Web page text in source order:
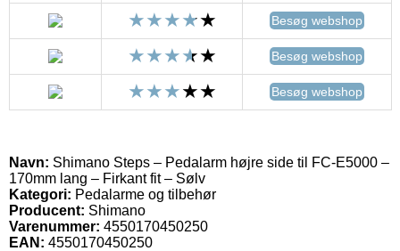
Besøg webshop
Besøg webshop
Besøg webshop
Navn: Shimano Steps – Pedalarm højre side til FC-E5000 –
170mm lang – Firkant fit – Sølv
Kategori: Pedalarme og tilbehør
Producent: Shimano
Varenummer: 4550170450250
EAN: 4550170450250